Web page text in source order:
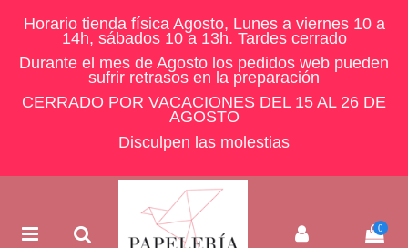
Horario tienda física Agosto, Lunes a viernes 10 a
14h, sábados 10 a 13h. Tardes cerrado
Durante el mes de Agosto los pedidos web pueden
sufrir retrasos en la preparación
CERRADO POR VACACIONES DEL 15 AL 26 DE
AGOSTO
Disculpen las molestias
0